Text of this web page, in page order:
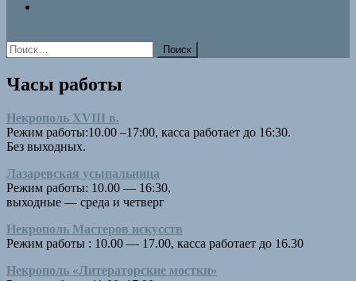
Найти:
Часы работы
Некрополь XVIII в.
Режим работы:10.00 –17:00, касса работает до 16:30.
Без выходных.
Лазаревская усыпальница
Режим работы: 10.00 — 16:30,
выходные — среда и четверг
Некрополь Мастеров искусств
Режим работы : 10.00 — 17.00, касса работает до 16.30
Некрополь «Литераторские мостки»